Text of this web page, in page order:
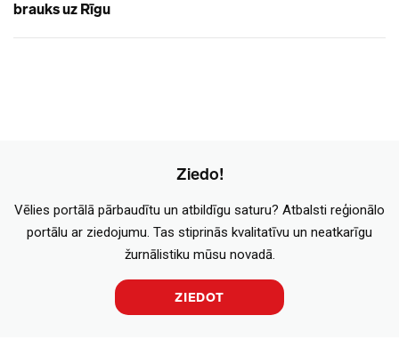
brauks uz Rīgu
Ziedo!
Vēlies portālā pārbaudītu un atbildīgu saturu? Atbalsti reģionālo
portālu ar ziedojumu. Tas stiprinās kvalitatīvu un neatkarīgu
žurnālistiku mūsu novadā.
ZIEDOT